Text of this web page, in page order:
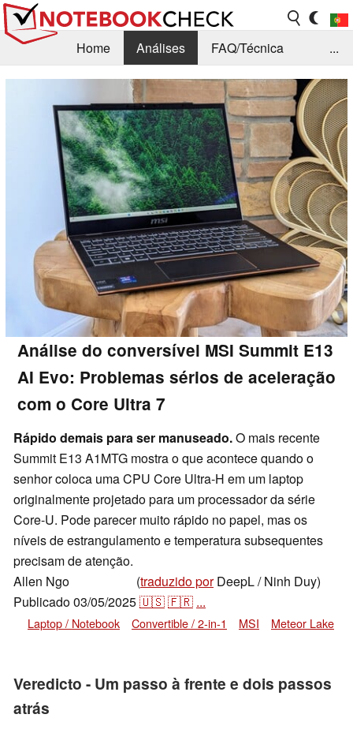
Home Análises
FAQ/Técnica
Notícias
Biblioteca
Consulta para compra
Contacto
...
Análise do conversível MSI Summit E13
AI Evo: Problemas sérios de aceleração
com o Core Ultra 7
Rápido demais para ser manuseado.O mais recente
Summit E13 A1MTG mostra o que acontece quando o
senhor coloca uma CPU Core Ultra-H em um laptop
originalmente projetado para um processador da série
Core-U. Pode parecer muito rápido no papel, mas os
níveis de estrangulamento e temperatura subsequentes
precisam de atenção.
Allen Ngo
(traduzido porDeepL / Ninh Duy)
Publicado03/05/2025🇺🇸🇫🇷 ...
Laptop / Notebook Convertible / 2-in-1 MSI Meteor Lake
Veredicto - Um passo à frente e dois passos
atrás